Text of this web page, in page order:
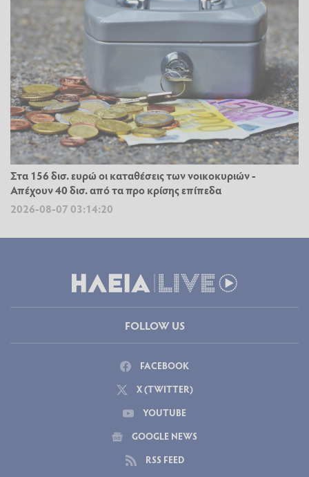
Στα 156 δισ. ευρώ οι καταθέσεις των νοικοκυριών -
Απέχουν 40 δισ. από τα προ κρίσης επίπεδα
2026-08-07 03:14:20
FOLLOW US
FACEBOOK
X (TWITTER)
YOUTUBE
GOOGLE NEWS
RSS FEED